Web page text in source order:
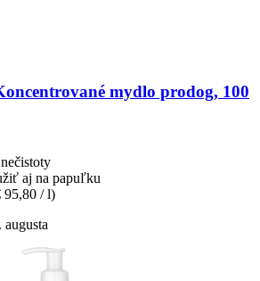
mydlo prodog, 100
aj na papuľku
95,80 / l)